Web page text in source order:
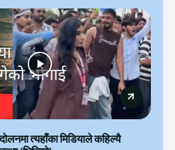
त्यहाँका मिडियाले कहिल्यै